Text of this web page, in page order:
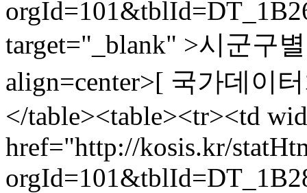
target="_blank" >시군구
align=center>[ 국가데이
</table><table><tr><td
href="http://kosis.kr/